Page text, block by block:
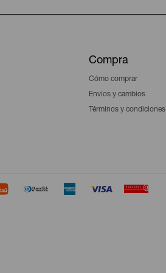
Compra
Cómo comprar
Envíos y cambios
Términos y condiciones